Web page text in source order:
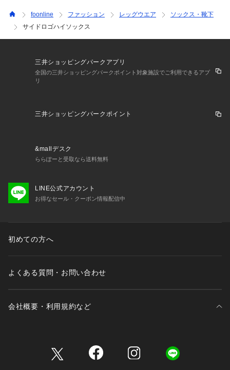
foonline ファッション レッグウエア
ソックス・靴下
サイドロゴハイソックス
三井ショッピングパークアプリ
全国の三井ショッピングパークポイント対象施設でご利用できるアプ
リ
三井ショッピングパークポイント
&mallデスク
ららぽーと受取なら送料無料
LINE公式アカウント
お得なセール・クーポン情報配信中
初めての方へ
よくある質問・お問い合わせ
会社概要・利用規約など